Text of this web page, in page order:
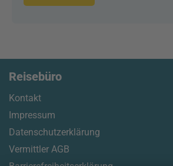
Reisebüro
Kontakt
Impressum
Datenschutzerklärung
Vermittler AGB